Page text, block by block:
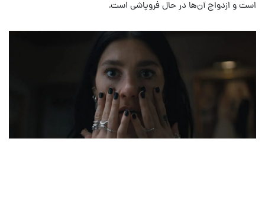
است و ازدواج آن‌ها در حال فروپاشی است.